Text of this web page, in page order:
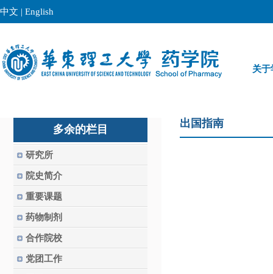
中文 | English
关于
多余的栏目
研究所
院史简介
重要课题
药物制剂
合作院校
党团工作
出国指南